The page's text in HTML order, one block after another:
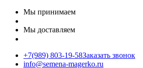
Мы принимаем
Мы доставляем
+7(989) 803-19-58Заказать звонок
info@semena-magerko.ru